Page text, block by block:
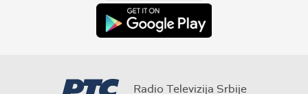
Radio Televizija Srbije